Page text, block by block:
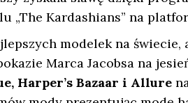
„The Kardashians” na
modelek na świecie,
Marca Jacobsa na
Harper’s Bazaar i Allure